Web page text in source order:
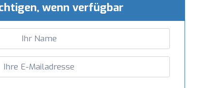
wenn verfügbar